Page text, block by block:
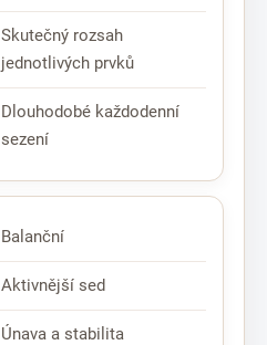
Skutečný rozsah
jednotlivých prvků
Dlouhodobé každodenní
sezení
Balanční
Aktivnější sed
Únava a stabilita